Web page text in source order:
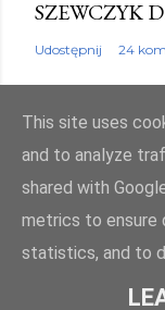
SZEWCZYK
Udostępnij 24
©
This site uses
and to analyze
shared with
metrics to ensure
statistics, and to